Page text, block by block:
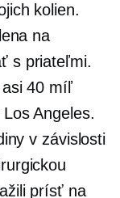
kolien.
na
s priateľmi.
40 míľ
Angeles.
v závislosti
prísť na